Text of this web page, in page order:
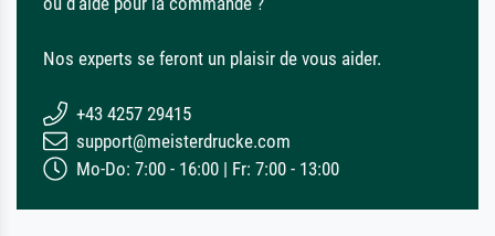
Nos experts se feront un plaisir de vous aider.
+43 4257 29415
support@meisterdrucke.com
Mo-Do: 7:00 - 16:00 | Fr: 7:00 - 13:00